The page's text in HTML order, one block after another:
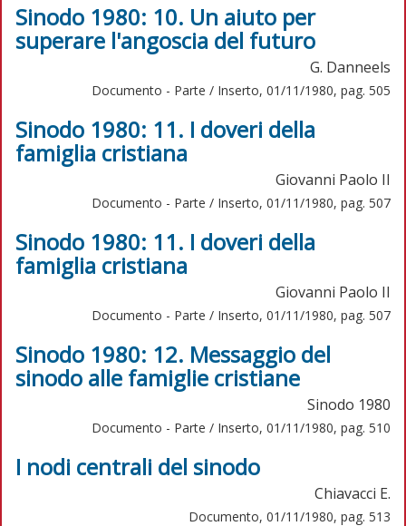
Sinodo 1980: 10. Un aiuto per
superare l'angoscia del futuro
G. Danneels
Documento - Parte / Inserto, 01/11/1980, pag. 505
Sinodo 1980: 11. I doveri della
famiglia cristiana
Giovanni Paolo II
Documento - Parte / Inserto, 01/11/1980, pag. 507
Sinodo 1980: 11. I doveri della
famiglia cristiana
Giovanni Paolo II
Documento - Parte / Inserto, 01/11/1980, pag. 507
Sinodo 1980: 12. Messaggio del
sinodo alle famiglie cristiane
Sinodo 1980
Documento - Parte / Inserto, 01/11/1980, pag. 510
I nodi centrali del sinodo
Chiavacci E.
Documento, 01/11/1980, pag. 513